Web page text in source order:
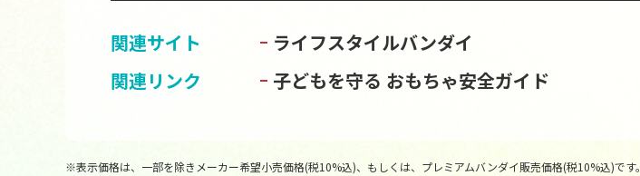
関連サイト
ライフスタイルバンダイ
関連リンク
子どもを守る おもちゃ安全ガイド
※表示価格は、一部を除きメーカー希望小売価格(税10%込)、もしくは、プレミアムバンダイ販売価格(税10%込)です。